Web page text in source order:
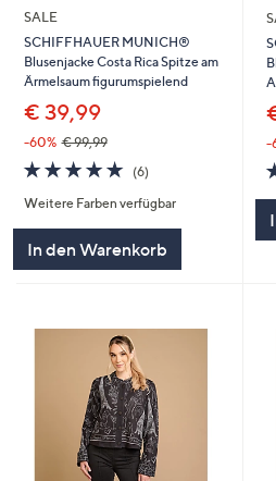
SALE
SCHIFFHAUER MUNICH®
Blusenjacke Costa Rica Spitze am
Ärmelsaum figurumspielend
€ 39,99
-60% € 99,99
5.0
von
5
(6)6
Weitere Farben verfügbar
In den Warenkorb
-